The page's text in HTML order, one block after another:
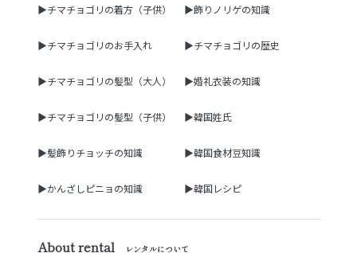
▶チマチョゴリの着方（子供） ▶飾りノリゲの知識
▶チマチョゴリのお手入れ ▶チマチョゴリの歴史
▶チマチョゴリの髪型（大人） ▶婚礼衣装の知識
▶チマチョゴリの髪型（子供） ▶韓国姓氏
▶髪飾りチョッチの知識 ▶韓国食材豆知識
▶かんざしピニョの知識 ▶韓国レシピ
About rental レンタルについて